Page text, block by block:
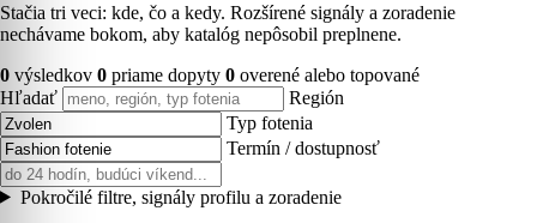
Stačia tri veci: kde, čo a kedy. Rozšírené signály a zoradenie
nechávame bokom, aby katalóg nepôsobil preplnene.
0 výsledkov 0 priame dopyty 0 overené alebo topované
Hľadať
Región
Typ fotenia
Termín / dostupnosť
Pokročilé filtre, signály profilu a zoradenie